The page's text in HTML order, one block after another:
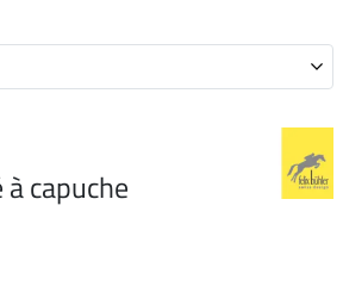
capuche